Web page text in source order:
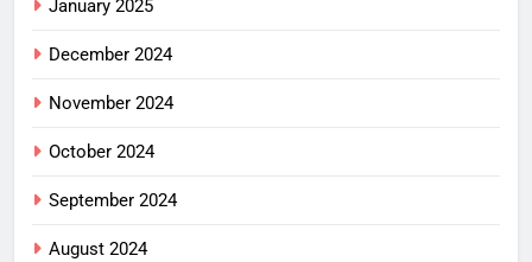
January 2025
December 2024
November 2024
October 2024
September 2024
August 2024